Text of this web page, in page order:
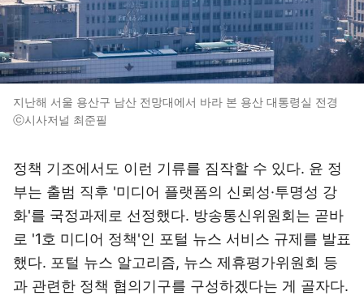
지난해 서울 용산구 남산 전망대에서 바라 본 용산 대통령실 전경
ⓒ시사저널 최준필
정책 기조에서도 이런 기류를 짐작할 수 있다. 윤 정
부는 출범 직후 '미디어 플랫폼의 신뢰성·투명성 강
화'를 국정과제로 선정했다. 방송통신위원회는 곧바
로 '1호 미디어 정책'인 포털 뉴스 서비스 규제를 발표
했다. 포털 뉴스 알고리즘, 뉴스 제휴평가위원회 등
과 관련한 정책 협의기구를 구성하겠다는 게 골자다.